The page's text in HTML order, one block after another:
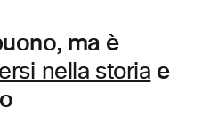
ma è
nella storia e